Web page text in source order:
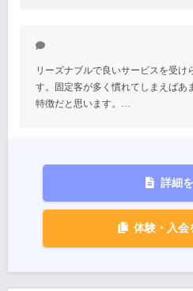
リーズナブルで良いサービスを受け
す。固定客が多く慣れてしまえばあ
特徴だと思います。…
詳細
体験・入会